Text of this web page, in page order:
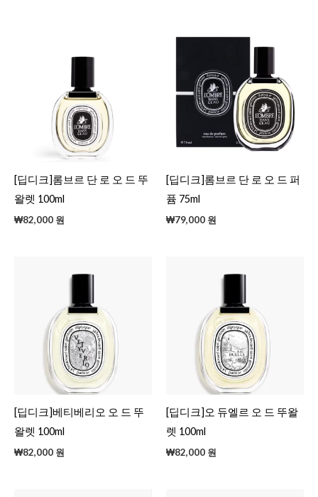
[딥디크]롬브르 단 로 오 드 뚜
왈렛 100ml
₩82,000 원
[딥디크]롬브르 단 로 오 드 퍼
퓸 75ml
₩79,000 원
[딥디크]베티베리오 오 드 뚜
왈렛 100ml
₩82,000 원
[딥디크]오 듀엘르 오 드 뚜왈
렛 100ml
₩82,000 원